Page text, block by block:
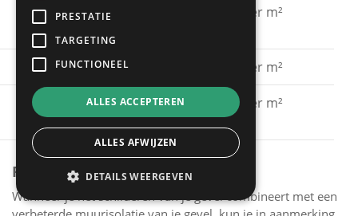
Gevel schilderen met
spuitkurk
€ 40 - € 60 per m²
Gevel kaleien € 25 - € 40 per m²
Gevel verven met een
primer
€ 15 - € 30 per m²
PREMIES
Wanneer je het schilderen van je gevel combineert met een
PRESTATIE
TARGETING
FUNCTIONEEL
ALLES ACCEPTEREN
ALLES AFWIJZEN
DETAILS WEERGEVEN